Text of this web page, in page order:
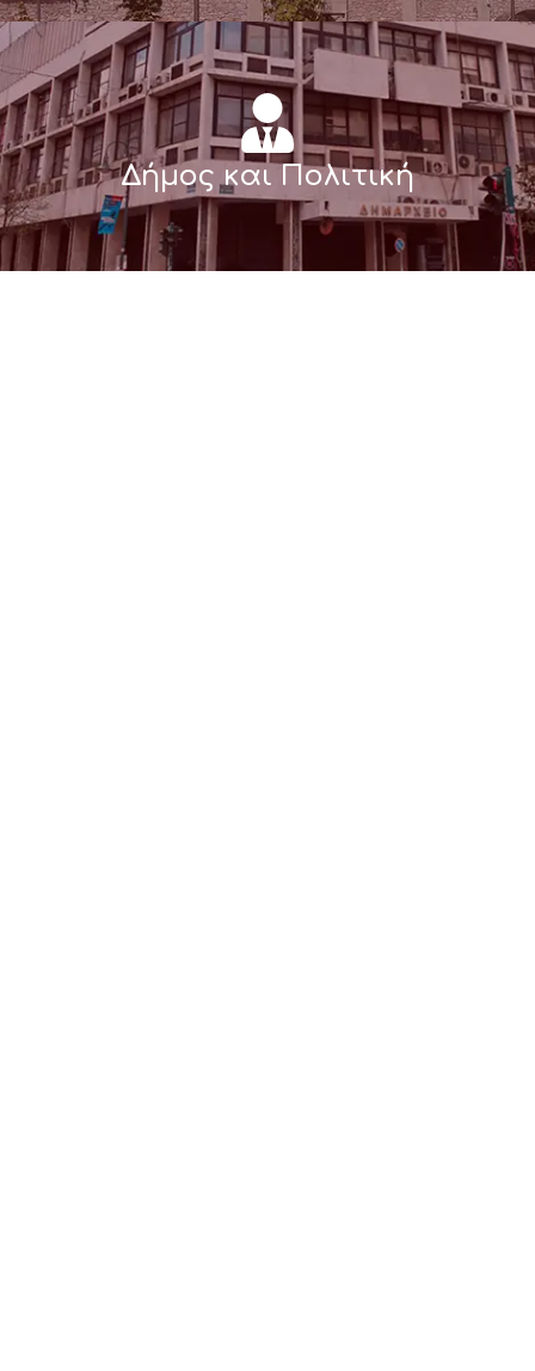
Δήμος και Πολιτική